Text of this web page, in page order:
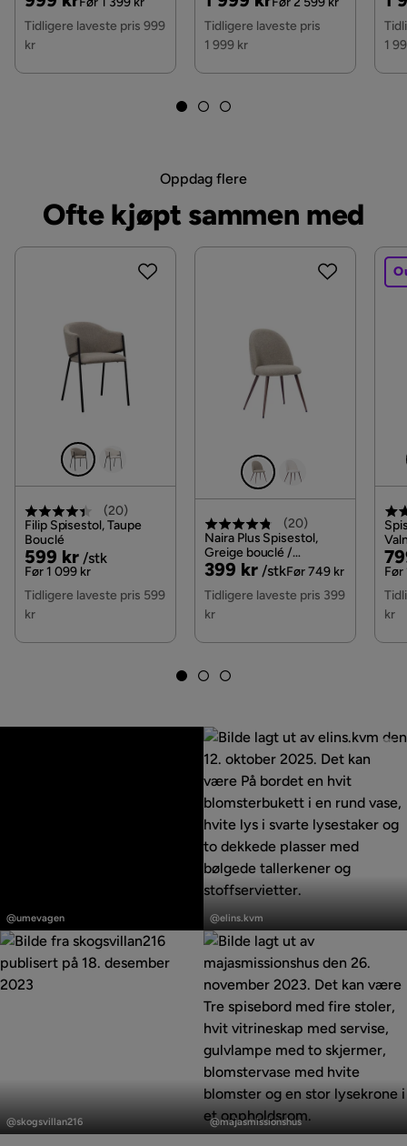
Serie
Pris
Tidligere laveste pris 999
kr
Pris
Tidligere laveste pris
1 999 kr
1
Oppdag flere
Ofte kjøpt sammen med
(20)
Filip Spisestol, Taupe
Bouclé
Pris
599 kr /stk
Original
Pris
Før 1 099 kr
Tidligere laveste pris 599
kr
(20)
Naira Plus Spisestol,
Greige bouclé /
Metallben valnøtt
Pris
399 kr /stk
Original
Pris
Før 749 kr
Tidligere laveste pris 399
kr
Før
kr
publisert
av
@umevagen
Innlegg
publisert
av
@elins.kvm
publisert
@skogsvillan216
Innlegg
publisert
@majasmissionshus